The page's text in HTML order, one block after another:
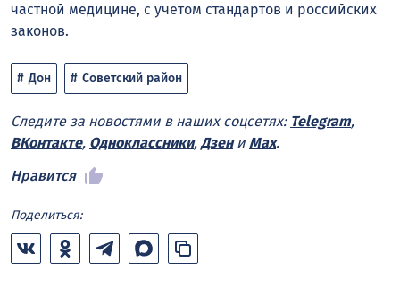
частной медицине, с учетом стандартов и российских
законов.
Дон Советский район
Следите за новостями в наших соцсетях: Telegram,
ВКонтакте, Одноклассники, Дзени Max.
Нравится
Поделиться: